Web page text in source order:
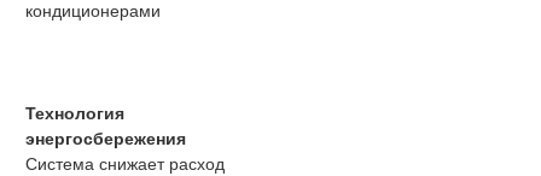
кондиционерами
Технология
энергосбережения
Система снижает расход